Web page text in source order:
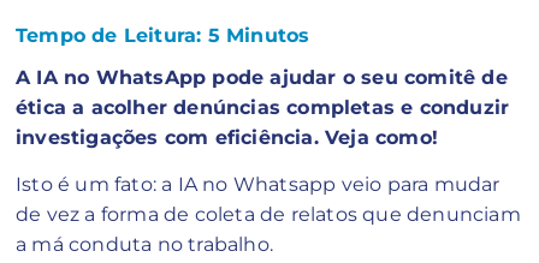
Tempo de Leitura: 5 Minutos
A IA no WhatsApp pode ajudar o seu comitê de
ética a acolher denúncias completas e conduzir
investigações com eficiência. Veja como!
Isto é um fato: a IA no Whatsapp veio para mudar
de vez a forma de coleta de relatos que denunciam
a má conduta no trabalho.